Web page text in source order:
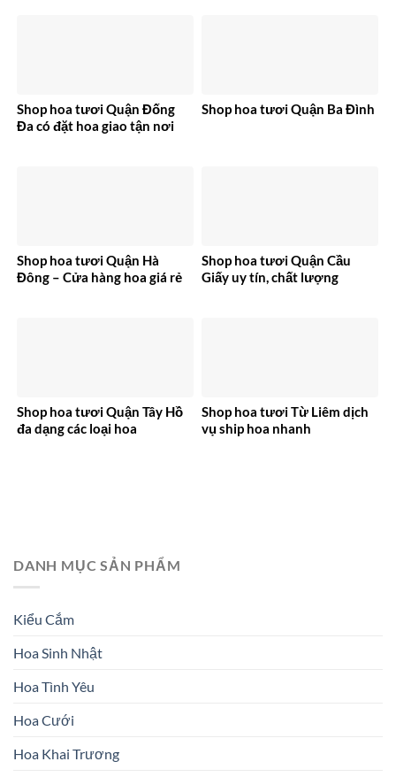
Shop hoa tươi Quận Đống
Đa có đặt hoa giao tận nơi
Shop hoa tươi Quận Ba Đình
Shop hoa tươi Quận Hà
Đông – Cửa hàng hoa giá rẻ
Shop hoa tươi Quận Cầu
Giấy uy tín, chất lượng
Shop hoa tươi Quận Tây Hồ
đa dạng các loại hoa
Shop hoa tươi Từ Liêm dịch
vụ ship hoa nhanh
DANH MỤC SẢN PHẨM
Kiểu Cắm
Hoa Sinh Nhật
Hoa Tình Yêu
Hoa Cưới
Hoa Khai Trương